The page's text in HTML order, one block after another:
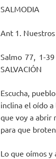
SALMODIA
Ant 1.
Salmo 77, 1-39
SALVACIÓN
Escucha,
inclina el oído a
que voy a abrir
para que
Lo que oímos y